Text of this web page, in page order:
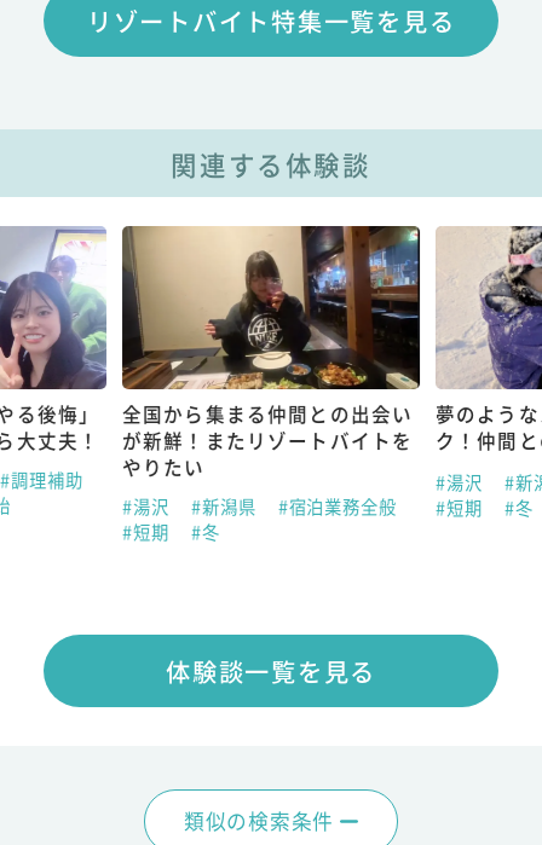
リゾートバイト特集一覧を見る
関連する体験談
る後悔」
大丈夫！
#調理補助
全国から集まる仲間との出会い
が新鮮！またリゾートバイトを
やりたい
#湯沢 #新潟県
#宿泊業務全般
#短期
#冬
夢のよう
ク！仲間
#湯沢
#新
#短期
#冬
体験談一覧を見る
類似の検索条件